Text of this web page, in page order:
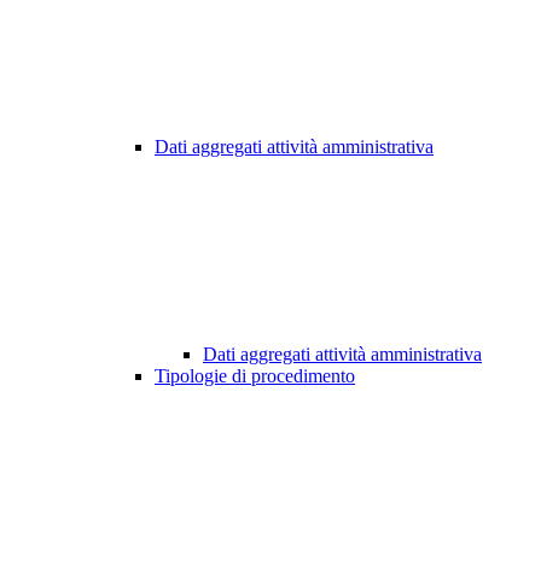
Dati aggregati attività amministrativa
Dati aggregati attività amministrativa
Tipologie di procedimento